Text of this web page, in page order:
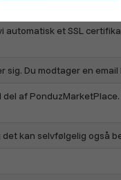
et SSL
Du modtager en
af
kan selvfølgelig også